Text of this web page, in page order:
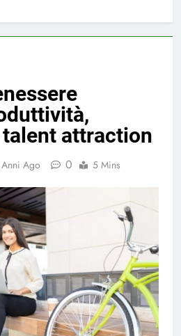
attraction
Ago 0 5 Mins